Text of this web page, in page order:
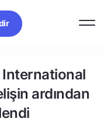
International
ardından